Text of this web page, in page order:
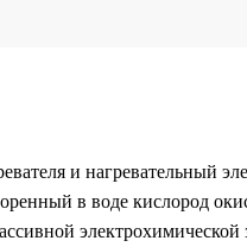
и нагревательный
в воде кислород